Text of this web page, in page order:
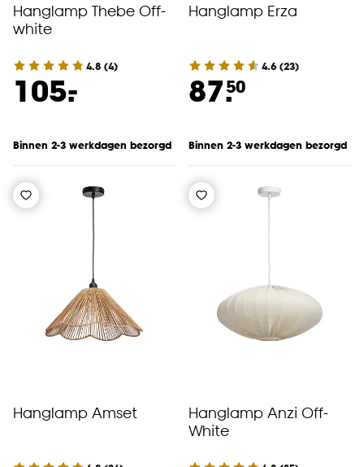
Hanglamp Thebe Off-
white
4.8 (4)
105.
-
Binnen 2-3 werkdagen bezorgd
Hanglamp Erza
4.6 (23)
87.50
Binnen 2-3 werkdagen bezorgd
Hanglamp Amset
Hanglamp Anzi Off-
White